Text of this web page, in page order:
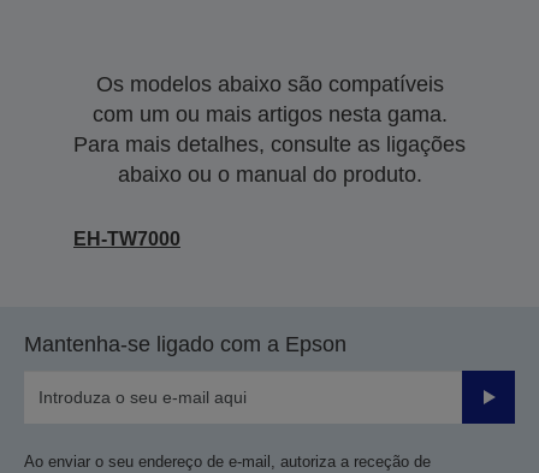
Os modelos abaixo são compatíveis
com um ou mais artigos nesta gama.
Para mais detalhes, consulte as ligações
abaixo ou o manual do produto.
EH-TW7000
Mantenha-se ligado com a Epson
Enviar
Ao enviar o seu endereço de e-mail, autoriza a receção de